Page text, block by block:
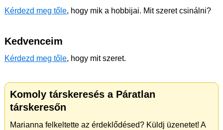
Kérdezd meg tőle, hogy mik a hobbijai. Mit szeret csinálni?
Kedvenceim
Kérdezd meg tőle, hogy mit szeret.
Komoly társkeresés a Páratlan
társkeresőn
Marianna felkeltette az érdeklődésed? Küldj üzenetet! A